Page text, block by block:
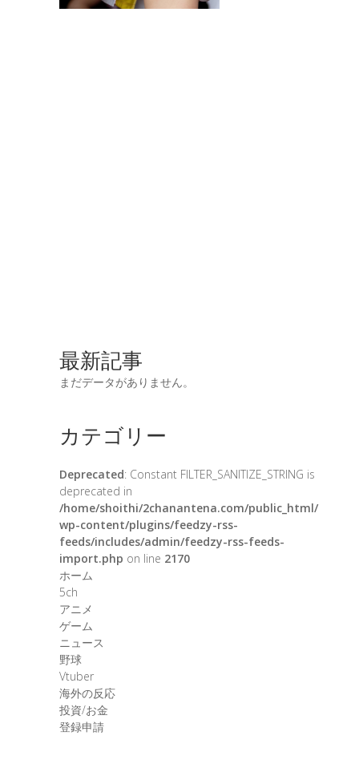
最新記事
まだデータがありません。
カテゴリー
Deprecated: Constant FILTER_SANITIZE_STRING is
deprecated in
/home/shoithi/2chanantena.com/public_html/
wp-content/plugins/feedzy-rss-
feeds/includes/admin/feedzy-rss-feeds-
import.php on line 2170
ホーム
5ch
アニメ
ゲーム
ニュース
野球
Vtuber
海外の反応
投資/お金
登録申請